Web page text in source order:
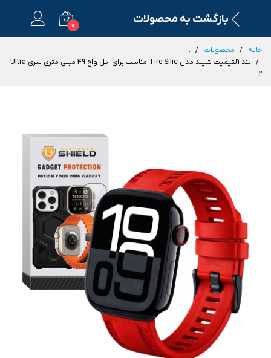
بازگشت به محصولات 0
خانه محصولات
...
بند آلتیمیت شیلد مدل Tire Silic مناسب برای اپل واچ 49 میلی متری سری Ultra
2